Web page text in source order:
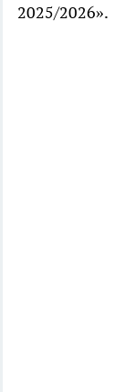
2025/2026».